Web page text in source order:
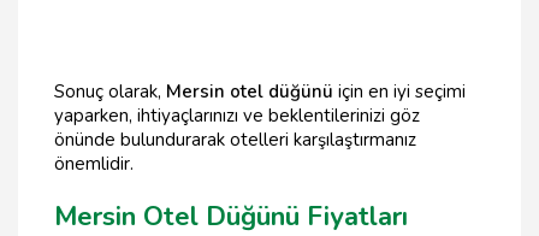
Sonuç olarak, Mersin otel düğünü için en iyi seçimi
yaparken, ihtiyaçlarınızı ve beklentilerinizi göz
önünde bulundurarak otelleri karşılaştırmanız
önemlidir.
Mersin Otel Düğünü Fiyatları